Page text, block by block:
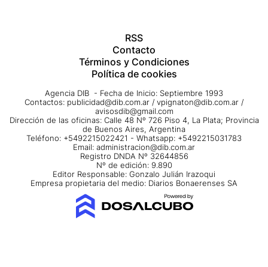
RSS
Contacto
Términos y Condiciones
Política de cookies
Agencia DIB - Fecha de Inicio: Septiembre 1993
Contactos: publicidad@dib.com.ar / vpignaton@dib.com.ar /
avisosdib@gmail.com
Dirección de las oficinas: Calle 48 Nº 726 Piso 4, La Plata; Provincia
de Buenos Aires, Argentina
Teléfono: +5492215022421 - Whatsapp: +5492215031783
Email: administracion@dib.com.ar
Registro DNDA Nº 32644856
Nº de edición: 9.890
Editor Responsable: Gonzalo Julián Irazoqui
Empresa propietaria del medio: Diarios Bonaerenses SA